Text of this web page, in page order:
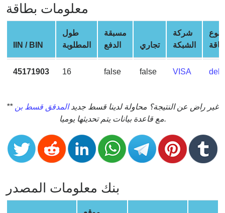
Generator
BIN
v2
BIN
CC
from
Banks
Credit
Card
Validator
Card
معلومات بطاقة
IIN / BIN
طول
المطلوبة
مسبقة
الدفع
تجاري
شركة
الشبكة
نوع
45171903 16 false false VISA
** غير راض عن النتيجة؟ محاولة لدينا قسط جديدالمدقق قسط بن
مع قاعدة بيانات يتم تحديثها يوميا.
بنك معلومات المصدر